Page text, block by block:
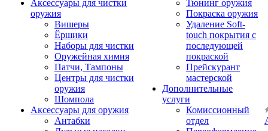
Аксессуары для чистки
оружия
Вишеры
Ёршики
Наборы для чистки
Оружейная химия
Патчи, Тампоны
Центры для чистки
оружия
Шомпола
Аксессуары для оружия
Антабки
Тюнинг оружия
Покраска оружия
Удаление Soft-
touch покрытия с
последующей
покраской
Прейскурант
мастерской
Дополнительные
услуги
Комиссионный
отдел